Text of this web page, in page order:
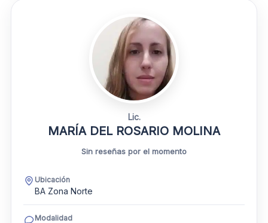
Lic.
MARÍA DEL ROSARIO MOLINA
Sin reseñas por el momento
Ubicación
BA Zona Norte
Modalidad